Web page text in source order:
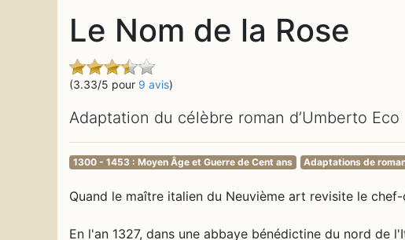
Le Nom de la Rose
(3.33/5 pour 9 avis)
Adaptation du célèbre roman d’Umberto Eco
1300 - 1453 : Moyen Âge et Guerre de Cent ans Adaptations de
Quand le maître italien du Neuvième art revisite le chef-
En l'an 1327, dans une abbaye bénédictine du nord de